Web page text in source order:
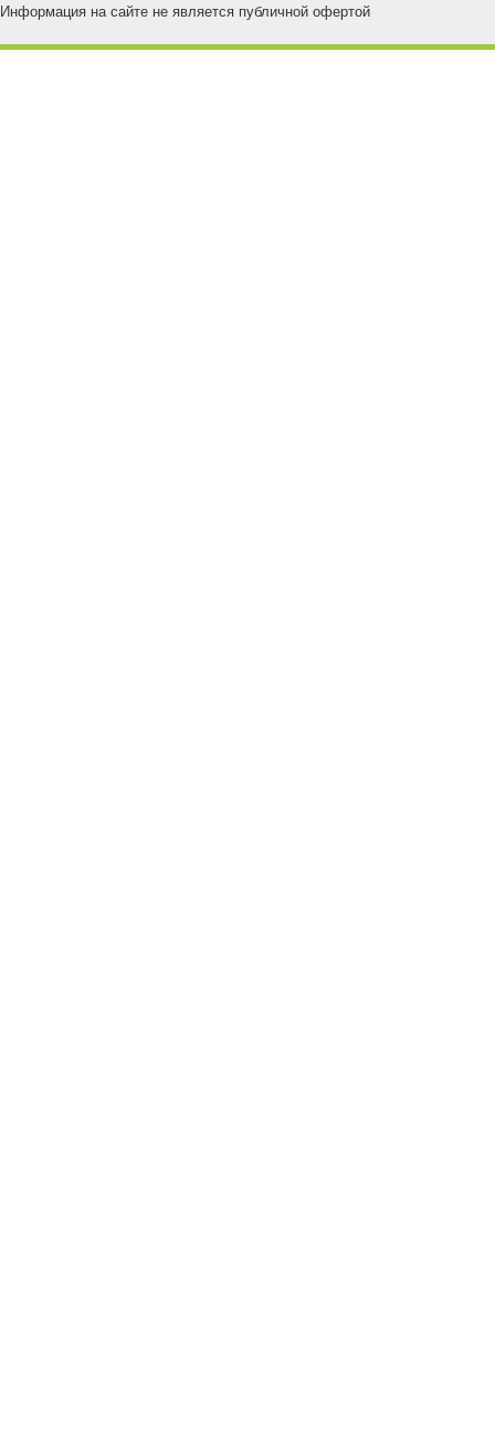
Информация на сайте не является публичной офертой